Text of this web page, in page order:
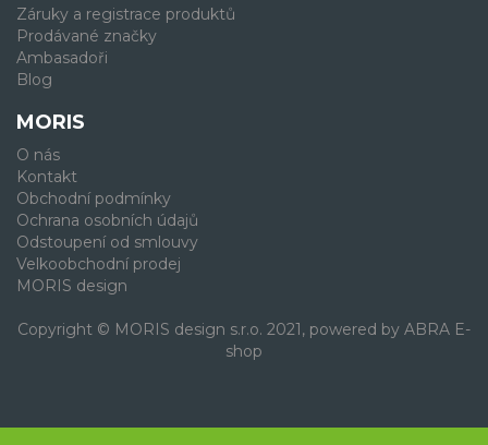
Záruky a registrace produktů
Prodávané značky
Ambasadoři
Blog
MORIS
O nás
Kontakt
Obchodní podmínky
Ochrana osobních údajů
Odstoupení od smlouvy
Velkoobchodní prodej
MORIS design
Copyright © MORIS design s.r.o. 2021, powered by ABRA E-
shop